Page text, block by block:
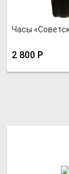
Часы
2 800 Р